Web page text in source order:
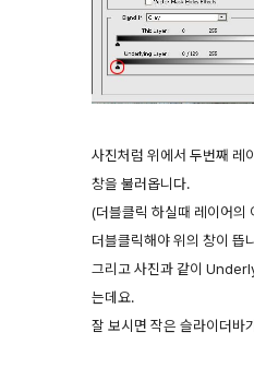
사진처럼 위에서 두번째 레
창을 불러옵니다.
(더블클릭 하실때 레이어의
더블클릭해야 위의 창이 뜹
그리고 사진과 같이
는데요.
잘 보시면 작은 슬라이더바